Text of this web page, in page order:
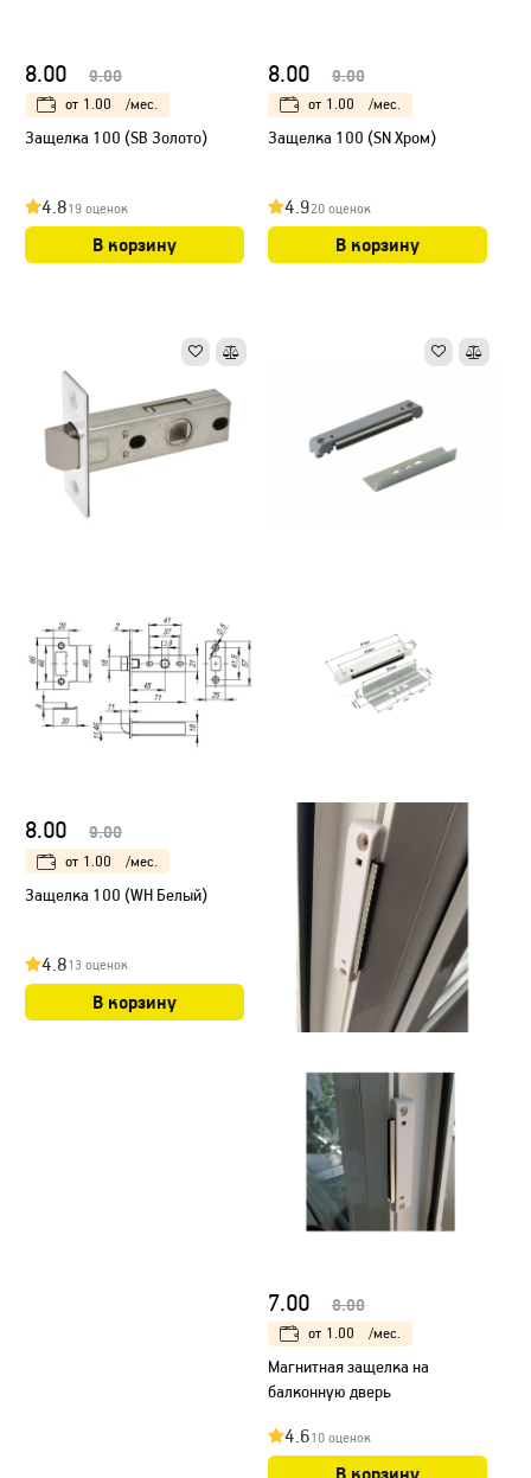
8.00 9.00
от 1.00 /мес.
Защелка 100 (SB Золото)
4.819 оценок
В корзину
8.00 9.00
от 1.00 /мес.
Защелка 100 (SN Хром)
4.920 оценок
В корзину
8.00 9.00
от 1.00 /мес.
Защелка 100 (WH Белый)
4.813 оценок
В корзину
7.00 8.00
от 1.00 /мес.
Магнитная защелка на
балконную дверь
4.610 оценок